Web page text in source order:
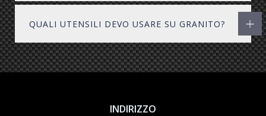
QUALI UTENSILI DEVO USARE SU GRANITO?
INDIRIZZO